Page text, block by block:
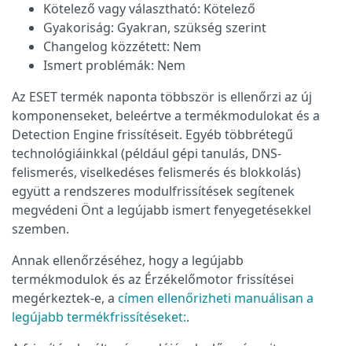
Kötelező vagy választható: Kötelező
Gyakoriság: Gyakran, szükség szerint
Changelog közzétett: Nem
Ismert problémák: Nem
Az ESET termék naponta többször is ellenőrzi az új
komponenseket, beleértve a termékmodulokat és a
Detection Engine frissítéseit. Egyéb többrétegű
technológiáinkkal (például gépi tanulás, DNS-
felismerés, viselkedéses felismerés és blokkolás)
együtt a rendszeres modulfrissítések segítenek
megvédeni Önt a legújabb ismert fenyegetésekkel
szemben.
Annak ellenőrzéséhez, hogy a legújabb
termékmodulok és az Érzékelőmotor frissítései
megérkeztek-e, a címen ellenőrizheti manuálisan a
legújabb termékfrissítéseket:.